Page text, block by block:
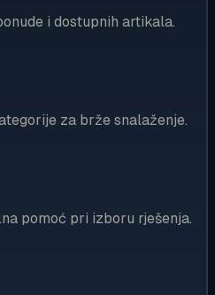
i dostupnih artikala.
za brže snalaženje.
pomoć pri izboru rješenja.